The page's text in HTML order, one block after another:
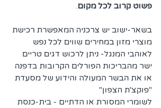
פשוט קרוב לכל מקום.
בשאר-ישוב יש צרכניה המאפשרת רכישת
מוצרי מזון במחירים שווים לכל נפש
לאוהבי המנגל- ניתן לרכוש דגים טריים
ישר מהבריכות הפורלים הקרובות בדפנה
או את הבשר המעולה והידוע של מסעדת
"פוקצ'ת הצפון"
לשומרי המסורת או הדתיים - בית-כנסת